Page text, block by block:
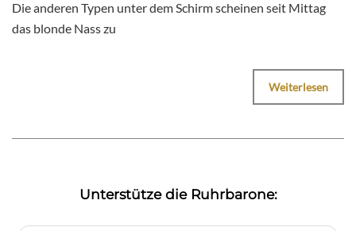
Die anderen Typen unter dem Schirm scheinen seit Mittag
das blonde Nass zu
Weiterlesen
Unterstütze die Ruhrbarone: